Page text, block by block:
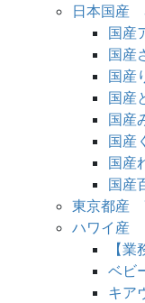
日本国産
国産
国産
国産
国産
国産
国産
国産
国産
東京都産
ハワイ産
【
ベビ
キア